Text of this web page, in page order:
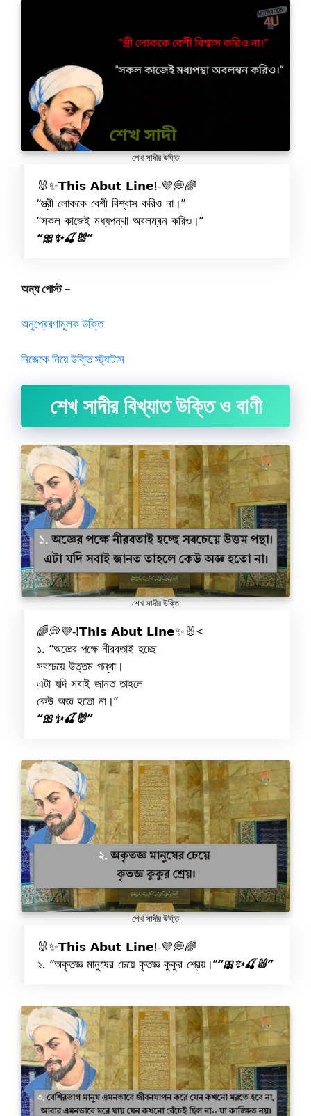
শেখ সাদীর উক্তি
🐰✨𝗧𝗵𝗶𝘀 𝗔𝗯𝘂𝘁 𝗟𝗶𝗻𝗲!-💜💭🌈
“স্ত্রী লোককে বেশী বিশ্বাস করিও না।”
“সকল কাজেই মধ্যপন্থা অবলম্বন করিও।”
“🎀✨🍒🐰”
অন্য পোস্ট –
অনুপ্রেরণামূলক উক্তি
নিজেকে নিয়ে উক্তি স্ট্যাটাস
শেখ সাদীর বিখ্যাত উক্তি ও বাণী
শেখ সাদীর উক্তি
‎‫>🐰✨𝗧𝗵𝗶𝘀 𝗔𝗯𝘂𝘁 𝗟𝗶𝗻𝗲!-💜💭🌈
১. “অজ্ঞের পক্ষে নীরবতাই হচ্ছে
সবচেয়ে উত্তম পন্থা।
এটা যদি সবাই জানত তাহলে
কেউ অজ্ঞ হতো না।”
“🎀✨🍒🐰”
শেখ সাদীর উক্তি
🐰✨𝗧𝗵𝗶𝘀 𝗔𝗯𝘂𝘁 𝗟𝗶𝗻𝗲!-💜💭🌈
২. “অকৃতজ্ঞ মানুষের চেয়ে কৃতজ্ঞ কুকুর শ্রেয়।”“🎀✨🍒🐰”